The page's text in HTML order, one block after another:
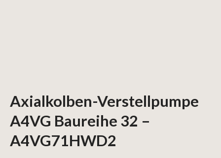
Axialkolben-Verstellpumpe
A4VG Baureihe 32 –
A4VG71HWD2